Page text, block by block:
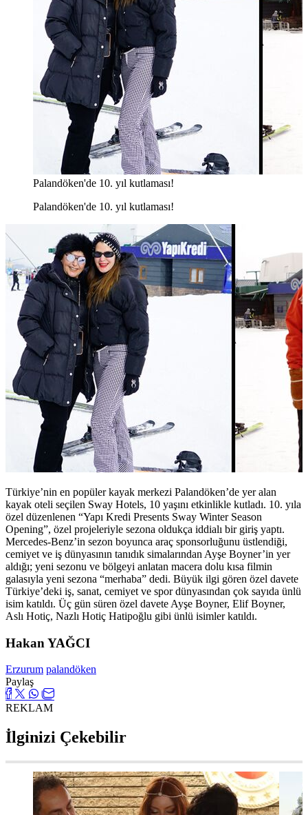
Palandöken'de 10. yıl kutlaması!
Palandöken'de 10. yıl kutlaması!
Türkiye’nin en popüler kayak merkezi Palandöken’de yer alan
kayak oteli seçilen Sway Hotels, 10 yaşını etkinlikle kutladı. 10. yıla
özel düzenlenen “Yapı Kredi Presents Sway Winter Season
Opening”, özel projeleriyle sezona oldukça iddialı bir giriş yaptı.
Mercedes-Benz’in sezon boyunca araç sponsorluğunu üstlendiği,
cemiyet ve iş dünyasının tanıdık simalarından Ayşe Boyner’in yer
aldığı; yeni sezonu ve bölgeyi anlatan macera dolu kısa filmin
galasıyla yeni sezona “merhaba” dedi. Büyük ilgi gören özel davete
Türkiye’deki iş, sanat, cemiyet ve spor dünyasından çok sayıda ünlü
isim katıldı. Üç gün süren özel davete Ayşe Boyner, Elif Boyner,
Aslı Hotiç, Nazlı Hotiç Hatipoğlu gibi ünlü isimler katıldı.
Hakan YAĞCI
Erzurum palandöken
Paylaş
REKLAM
İlginizi Çekebilir